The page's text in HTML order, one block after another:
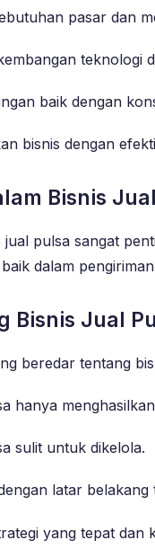
pasar dan
teknologi
baik dengan
bisnis dengan
Bisnis
jual pulsa sangat
dalam
Bisnis Jual
beredar tentang
hanya
sulit untuk dikelola.
latar
yang tepat dan